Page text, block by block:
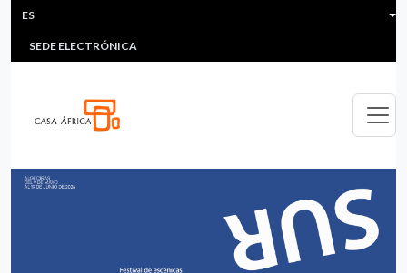
Pasar al contenido principal
HEADER MENU
MULTIMEDIA
SEDE ELECTRÓNICA
ES